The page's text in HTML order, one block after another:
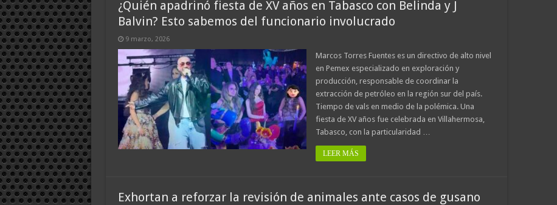
¿Quién apadrinó fiesta de XV años en Tabasco con Belinda y J
Balvin? Esto sabemos del funcionario involucrado
9 marzo, 2026
Marcos Torres Fuentes es un directivo de alto nivel
en Pemex especializado en exploración y
producción, responsable de coordinar la
extracción de petróleo en la región sur del país.
Tiempo de vals en medio de la polémica. Una
fiesta de XV años fue celebrada en Villahermosa,
Tabasco, con la particularidad …
LEER MÁS
Exhortan a reforzar la revisión de animales ante casos de gusano